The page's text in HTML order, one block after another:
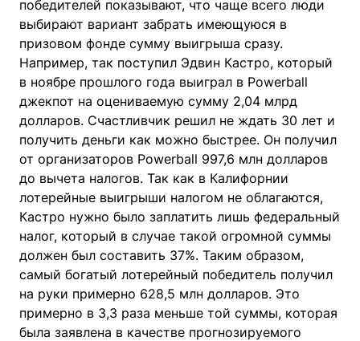
победителей показывают, что чаще всего люди
выбирают вариант забрать имеющуюся в
призовом фонде сумму выигрыша сразу.
Например, так поступил Эдвин Кастро, который
в ноябре прошлого года выиграл в Powerball
джекпот на оцениваемую сумму 2,04 млрд
долларов. Счастливчик решил не ждать 30 лет и
получить деньги как можно быстрее. Он получил
от организаторов Powerball 997,6 млн долларов
до вычета налогов. Так как в Калифорнии
лотерейные выигрыши налогом не облагаются,
Кастро нужно было заплатить лишь федеральный
налог, который в случае такой огромной суммы
должен был составить 37%. Таким образом,
самый богатый лотерейный победитель получил
на руки примерно 628,5 млн долларов. Это
примерно в 3,3 раза меньше той суммы, которая
была заявлена в качестве прогнозируемого